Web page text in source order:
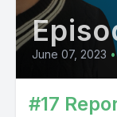
June 07, 2023 •
#17